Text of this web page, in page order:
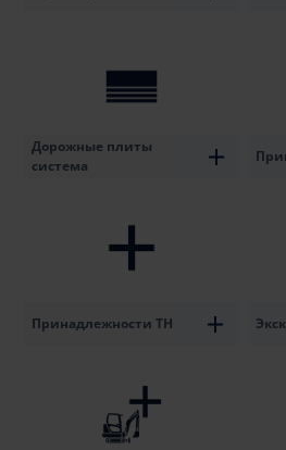
Дорожные плиты
система
Принадлежности ТН